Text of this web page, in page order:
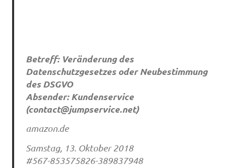
Betreff: Veränderung des
Datenschutzgesetzes oder Neubestimmung
des DSGVO
Absender: Kundenservice
(contact@jumpservice.net)
amazon.de
Samstag, 13. Oktober 2018
#567-853575826-389837948